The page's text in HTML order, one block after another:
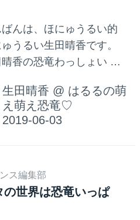
ばんは、ほにゅうるい的
うるい生田晴香です。
香の恐竜わっしょい 生
の素晴らしさを広めて
チャンネル(登録歓迎！)で
TVやラジオでは恐竜番
ほにゅうるいです。(お仕
はウェーブマスターま
週月曜はLawrenceで恐
生田晴香 @ はるるの萌
え萌え恐竜♡
ス編集部
の世界は恐竜いっぱ